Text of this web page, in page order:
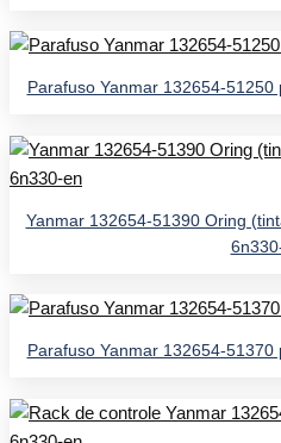
Parafuso Yanmar 132654-
Yanmar 132654-51390 Oring
Parafuso Yanmar 132654-